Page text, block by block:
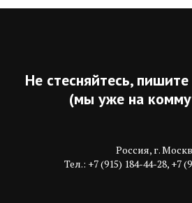
Не стесняйтесь,
(мы уже на
Россия, г.
Тел.: +7 (915) 184-44-28, +7